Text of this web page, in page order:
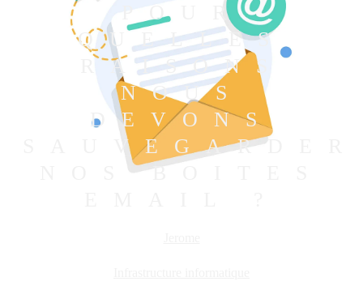
POUR
QUELLES
RAISONS
NOUS
DEVONS
SAUVEGARDER
NOS BOITES